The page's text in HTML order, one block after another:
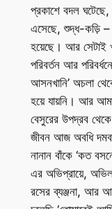
প্রকাশে বদল
এসেছে, শুদ্ধ-কড়ি
হয়েছে। আর সেটাই
পরিবর্তন আর
আসনখানি’ অচলা
হয়ে যায়নি। আর
বেসুরের উপদ্রব থেকে
জীবন আজ অবধি
নানান বাঁকে ‘কত
এর অভিপ্রায়ে,
রসের ব্যঞ্জনা, আর